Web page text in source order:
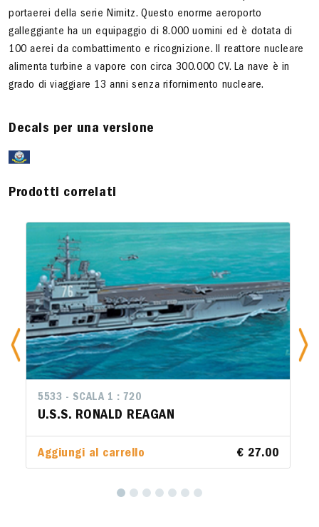
portaerei della serie Nimitz. Questo enorme aeroporto
galleggiante ha un equipaggio di 8.000 uomini ed è dotata di
100 aerei da combattimento e ricognizione. Il reattore nucleare
alimenta turbine a vapore con circa 300.000 CV. La nave è in
grado di viaggiare 13 anni senza rifornimento nucleare.
Decals per una versione
Prodotti correlati
5533 - SCALA 1 : 720
U.S.S. RONALD REAGAN
Aggiungi al carrello € 27.00